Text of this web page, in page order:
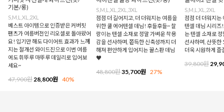
기본/롱)
S,M,L,XL,2XL
베스트 아이템으로 인증받은 커버핏
팬츠가 여름버전인 리오셀로 돌아왔어
요! 입기만 해도 다이어트 효과가 느껴
지는 절개선 와이드진으로 이번 여름
에도 휘뚜루 마뚜루 데일리로 입어보
세요~
47,900원 28,800원 40%
S,M,L,XL,2XL,3XL
점점 더 길어지고, 더 더워지는 여름을
위한 쿨 에어텐셀 데님! 후들후들~ 찰
랑이는 텐셀 소재로 정말 가벼운 착용
감을 선사하며, 쫀득한 신축성까지 더
해져 편안하게 입어지는 꿀스판 데님
♥
48,800원35,700원 27%
S,M,L,XL,2XL
점점 더 더워지는
텐셀 데님 시리즈
는 텐셀 소재로
선사하며, 산뜻한
더욱 시원하게
39,800원